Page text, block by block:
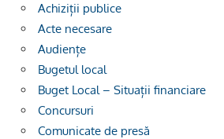
Achiziții publice
Acte necesare
Audiențe
Bugetul local
Buget Local – Situații financiare
Concursuri
Comunicate de presă